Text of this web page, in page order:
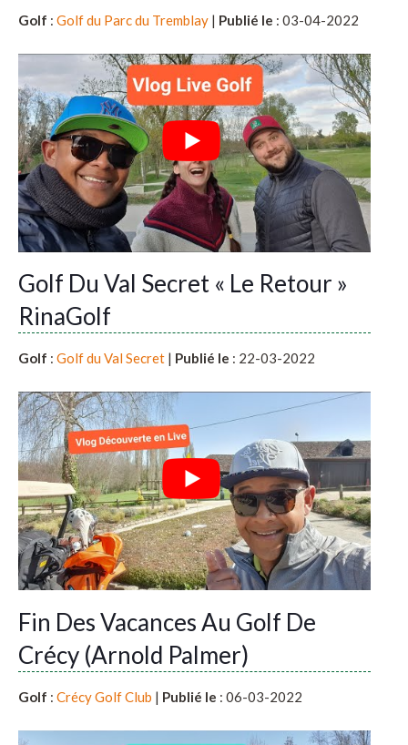
Golf : Golf du Parc du Tremblay | Publié le : 03-04-2022
Golf Du Val Secret « Le Retour »
RinaGolf
Golf : Golf du Val Secret | Publié le : 22-03-2022
Fin Des Vacances Au Golf De
Crécy (Arnold Palmer)
Golf : Crécy Golf Club | Publié le : 06-03-2022